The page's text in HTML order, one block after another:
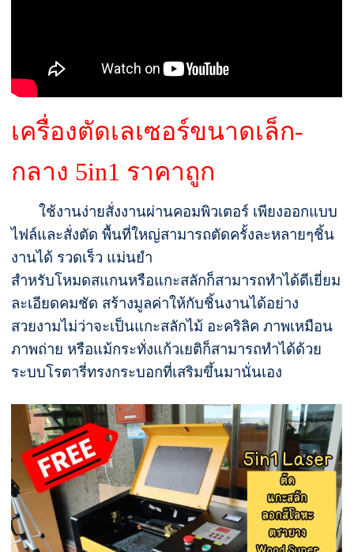
เครื่องตัดเลเซอร์ขนาดเล็ก-
กลาง 5in1 ราคาถูก
ใช้งานง่ายสั่งงานผ่านคอมพิวเตอร์ เพียงออกแบบ
ไฟล์และสั่งตัด พื้นที่ใหญ่สามารถตัดครั้งละหลายๆชิ้น
งานได้ รวดเร็ว แม่นยำ
สำหรับโหมดสแกนหรือแกะสลักก็สามารถทำได้ดีเยี่ยม
ละเอียดคมชัด สร้างมูลค่าให้กับชิ้นงานได้อย่าง
สวยงามไม่ว่าจะเป็นแกะสลักไม้ อะคริลิค ภาพเหมือน
ภาพถ่าย หรือแม้กระทั่งแก้วเยติก็สามารถทำได้ด้วย
ระบบโรตารี่ทรงกระบอกที่เสริมขึ้นมานั่นเอง